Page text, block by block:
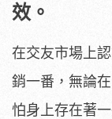
效。
在交友市場上
銷一番，無論
怕身上存在著